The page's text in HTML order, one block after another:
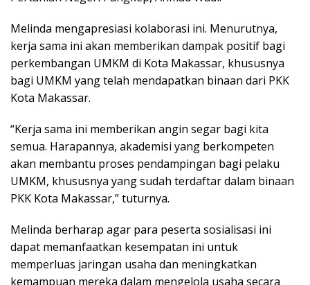
Melinda mengapresiasi kolaborasi ini. Menurutnya,
kerja sama ini akan memberikan dampak positif bagi
perkembangan UMKM di Kota Makassar, khususnya
bagi UMKM yang telah mendapatkan binaan dari PKK
Kota Makassar.
“Kerja sama ini memberikan angin segar bagi kita
semua. Harapannya, akademisi yang berkompeten
akan membantu proses pendampingan bagi pelaku
UMKM, khususnya yang sudah terdaftar dalam binaan
PKK Kota Makassar,” tuturnya.
Melinda berharap agar para peserta sosialisasi ini
dapat memanfaatkan kesempatan ini untuk
memperluas jaringan usaha dan meningkatkan
kemampuan mereka dalam mengelola usaha secara